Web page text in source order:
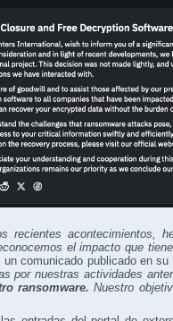
acontecimientos,
el impacto que
comunicado publicado en
por nuestras actividades
ransomware. Nuestro